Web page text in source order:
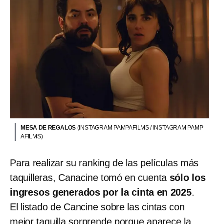
MESA DE REGALOS (INSTAGRAM PAMPAFILMS / INSTAGRAM PAMP
AFILMS)
Para realizar su ranking de las películas más
taquilleras, Canacine tomó en cuenta sólo los
ingresos generados por la cinta en 2025.
El listado de Cancine sobre las cintas con
mejor taquilla sorprende porque aparece la